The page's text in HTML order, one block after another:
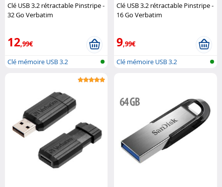
Clé USB 3.2 rétractable Pinstripe -
32 Go Verbatim
12,99€
Clé mémoire USB 3.2
Clé USB 3.2 rétractable Pinstripe -
16 Go Verbatim
9,99€
Clé mémoire USB 3.2